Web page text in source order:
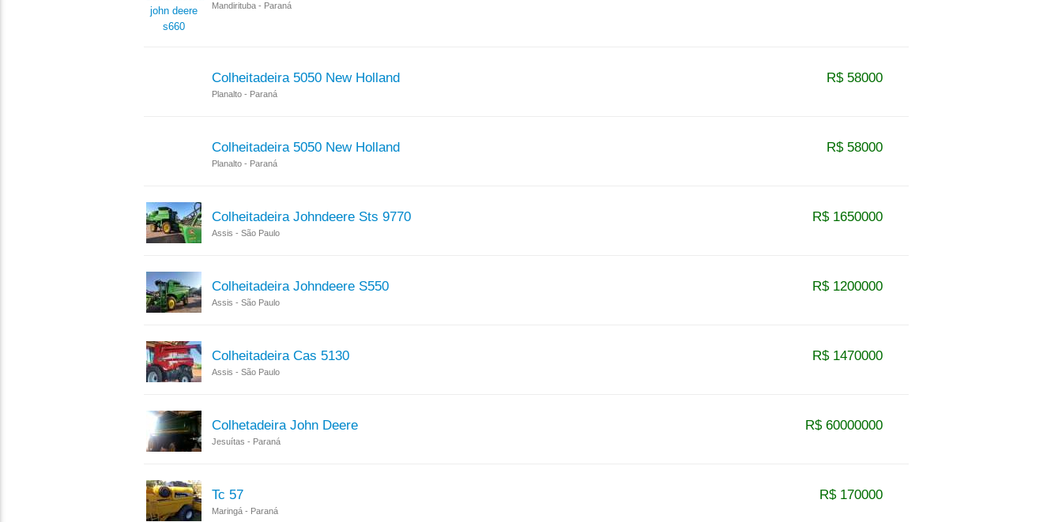
Mandirituba - Paraná
Colheitadeira 5050 New Holland
Planalto - Paraná
R$ 58000
Colheitadeira 5050 New Holland
Planalto - Paraná
R$ 58000
Colheitadeira Johndeere Sts 9770
Assis - São Paulo
R$ 1650000
Colheitadeira Johndeere S550
Assis - São Paulo
R$ 1200000
Colheitadeira Cas 5130
Assis - São Paulo
R$ 1470000
Colhetadeira John Deere
Jesuítas - Paraná
R$ 60000000
Tc 57
Maringá - Paraná
R$ 170000